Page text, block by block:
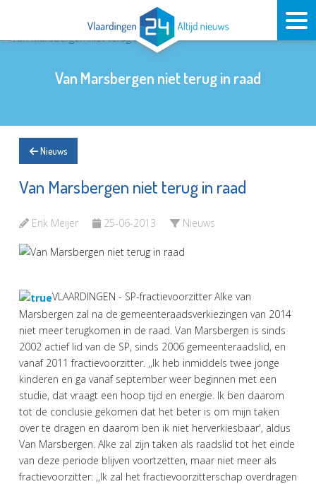
Van Marsbergen niet terug in raad
Nieuws
Van Marsbergen niet terug in raad
Erik Meijer 25-06-2013 Nieuws
VLAARDINGEN - SP-fractievoorzitter Alke van
Marsbergen zal na de gemeenteraadsverkiezingen van 2014
niet meer terugkomen in de raad. Van Marsbergen is sinds
2002 actief lid van de SP, sinds 2006 gemeenteraadslid, en
vanaf 2011 fractievoorzitter. ,,Ik heb inmiddels twee jonge
kinderen en ga vanaf september weer beginnen met een
studie, dat vraagt een hoop tijd en energie. Ik ben daarom
tot de conclusie gekomen dat het beter is om mijn taken
over te dragen en daarom ben ik niet herverkiesbaar', aldus
Van Marsbergen. Alke zal zijn taken als raadslid tot het einde
van deze periode blijven voortzetten, maar niet meer als
fractievoorzitter: ,,Ik zal het fractievoorzitterschap overdragen